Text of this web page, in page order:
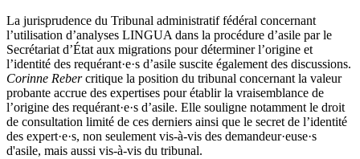
La jurisprudence du Tribunal administratif fédéral concernant
l’utilisation d’analyses LINGUA dans la procédure d’asile par le
Secrétariat d’État aux migrations pour déterminer l’origine et
l’identité des requérant·e·s d’asile suscite également des discussions.
Corinne Rebercritique la position du tribunal concernant la valeur
probante accrue des expertises pour établir la vraisemblance de
l’origine des requérant·e·s d’asile. Elle souligne notamment le droit
de consultation limité de ces derniers ainsi que le secret de l’identité
des expert·e·s, non seulement vis-à-vis des demandeur·euse·s
d'asile, mais aussi vis-à-vis du tribunal.